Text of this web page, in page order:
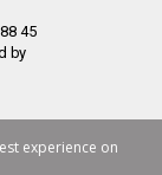
45
by
experience on